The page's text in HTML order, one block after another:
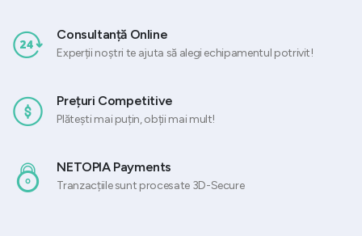
Consultanță Online
Experții noștri te ajuta să alegi echipamentul potrivit!
Prețuri Competitive
Plătești mai puțin, obții mai mult!
NETOPIA Payments
Tranzacțiile sunt procesate 3D-Secure